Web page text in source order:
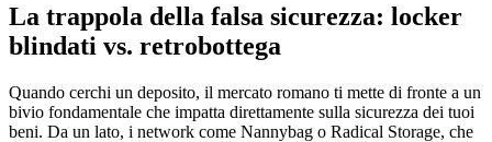
La trappola della falsa sicurezza: locker
blindati vs. retrobottega
Quando cerchi un deposito, il mercato romano ti mette di fronte a un
bivio fondamentale che impatta direttamente sulla sicurezza dei tuoi
beni. Da un lato, i network come Nannybag o Radical Storage, che